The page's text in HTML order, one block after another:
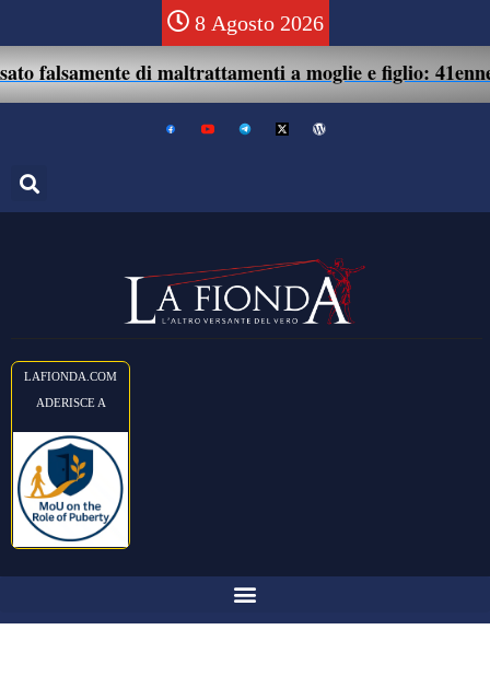
8 Agosto 2026
di maltrattamenti a moglie e figlio: 41enne assolto.
LAFIONDA.COM
ADERISCE A